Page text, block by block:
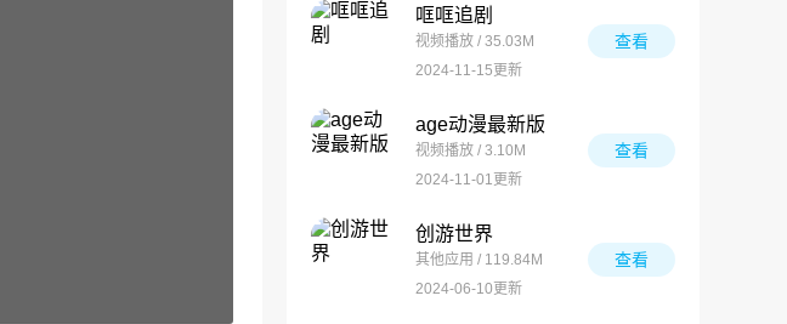
哐哐追剧
视频播放 / 35.03M
2024-11-15更新
查看
age动漫最新版
视频播放 / 3.10M
2024-11-01更新
查看
创游世界
其他应用 / 119.84M
2024-06-10更新
查看